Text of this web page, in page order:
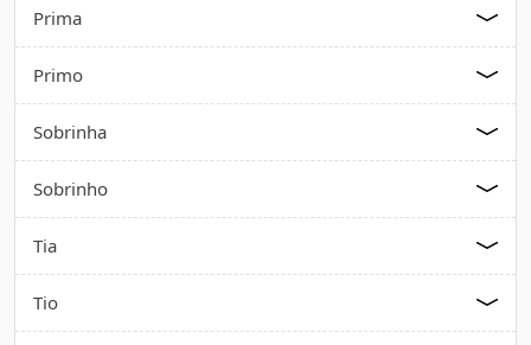
Prima
Primo
Sobrinha
Sobrinho
Tia
Tio